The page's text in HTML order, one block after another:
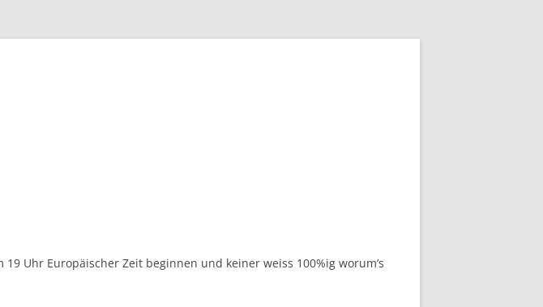
Uhr Europäischer Zeit beginnen und keiner weiss 100%ig worum’s